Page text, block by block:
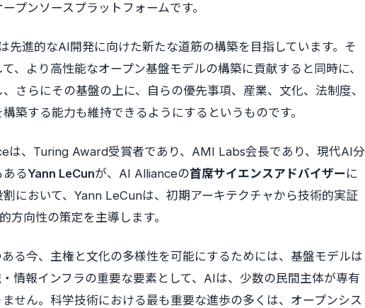
プンソースプラットフォームです。
進的なAI開発に向けた新たな道筋の構築を目指しています。そ
、より高性能なオープン基盤モデルの構築に貢献すると同時に、
さらにその基盤の上に、自らの優先事項、産業、文化、法制度、
築する能力も維持できるようにするというものです。
は、Turing Award受賞者であり、AMI Labs会長であり、現代AI分
るYann LeCunが、AI Allianceの首席サイエンスアドバイザー に
において、Yann LeCunは、初期アーキテクチャから技術的実証
向性の策定を主導します。
る今、主権と文化の多様性を可能にするためには、基盤モデルは
情報インフラの重要な要素として、AIは、少数の民間主体が専有
せん。科学技術における最も重要な進歩の多くは、オープンシス